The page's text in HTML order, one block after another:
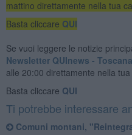
mattino direttamente nella tua
Basta cliccare QUI
Se vuoi leggere le notizie
Newsletter QUInews -
alle 20:00 direttamente nella tua
Basta cliccare QUI
Ti potrebbe interessare
Comuni montani,